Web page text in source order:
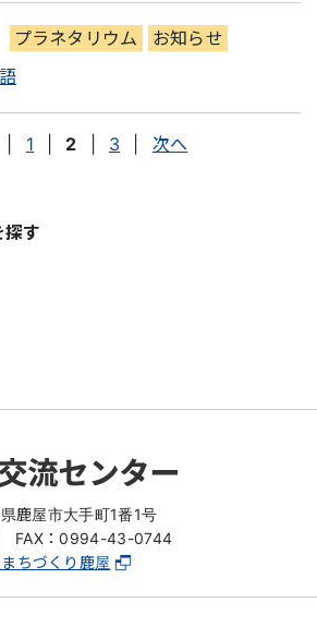
プラネタリウム
お知らせ
1 2 3 次へ
探す
鹿屋市大手町1番1号
FAX：0994-43-0744
ちづくり鹿屋